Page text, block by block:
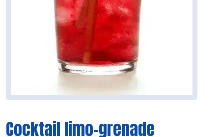
Cocktail limo-grenade